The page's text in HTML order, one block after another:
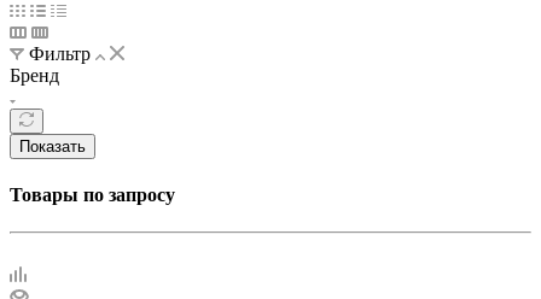
Фильтр
Бренд
Показать
Товары по запросу